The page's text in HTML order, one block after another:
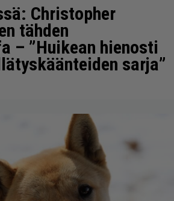
Christopher
tähden
– ”Huikean hienosti
sarja”